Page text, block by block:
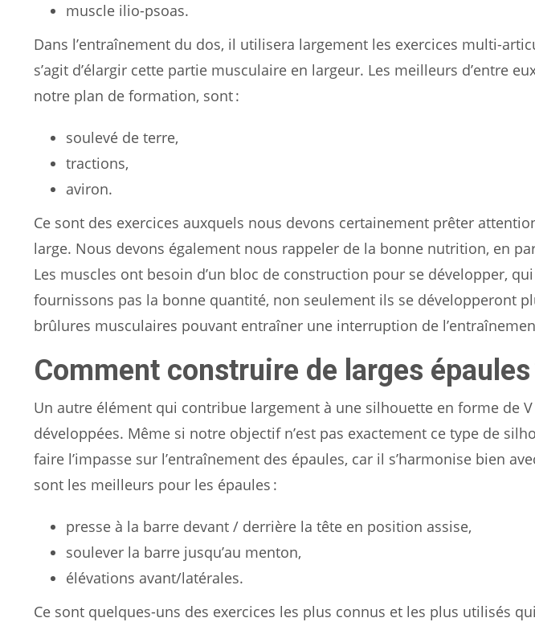
muscle ilio-psoas.
Dans l’entraînement du dos, il utilisera largement les exercices multi-
s’agit d’élargir cette partie musculaire en largeur. Les meilleurs d’entre
notre plan de formation, sont :
soulevé de terre,
tractions,
aviron.
Ce sont des exercices auxquels nous devons certainement prêter
large. Nous devons également nous rappeler de la bonne nutrition, en
Les muscles ont besoin d’un bloc de construction pour se développer,
fournissons pas la bonne quantité, non seulement ils se développeront
brûlures musculaires pouvant entraîner une interruption de
Comment construire de larges épaules
Un autre élément qui contribue largement à une silhouette en forme de
développées. Même si notre objectif n’est pas exactement ce type de
faire l’impasse sur l’entraînement des épaules, car il s’harmonise bien
sont les meilleurs pour les épaules :
presse à la barre devant / derrière la tête en position assise,
soulever la barre jusqu’au menton,
élévations avant/latérales.
Ce sont quelques-uns des exercices les plus connus et les plus utilisés